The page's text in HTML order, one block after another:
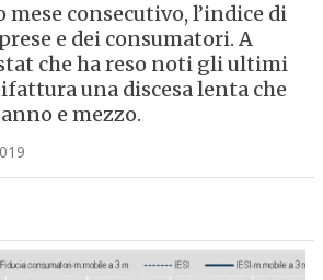
mese consecutivo, l’indice di
e dei consumatori. A
che ha reso noti gli ultimi
una discesa lenta che
e mezzo.